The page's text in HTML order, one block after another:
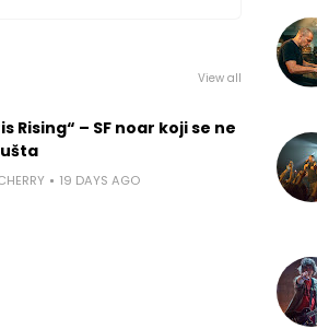
View all
Rising“ – SF noar koji se ne
19 DAYS AGO